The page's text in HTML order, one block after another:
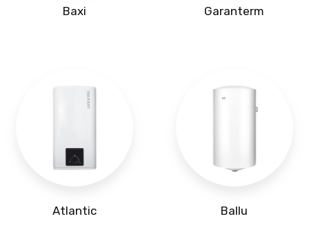
Baxi Garanterm
Atlantic Ballu